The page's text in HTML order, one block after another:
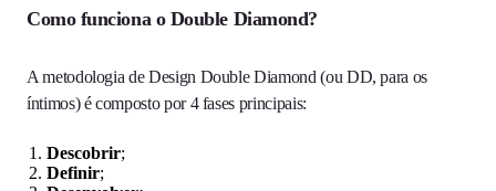
Como funciona o Double Diamond?
A metodologia de Design Double Diamond (ou DD, para os
íntimos) é composto por 4 fases principais:
Descobrir;
Definir;